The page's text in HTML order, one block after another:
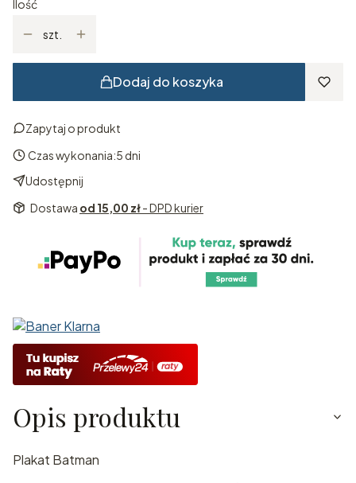
Ilość
szt.
Dodaj do koszyka
Zapytaj o produkt
Czas wykonania:5 dni
Udostępnij
Dostawa od 15,00 zł- DPD kurier
Opis produktu
Plakat Batman